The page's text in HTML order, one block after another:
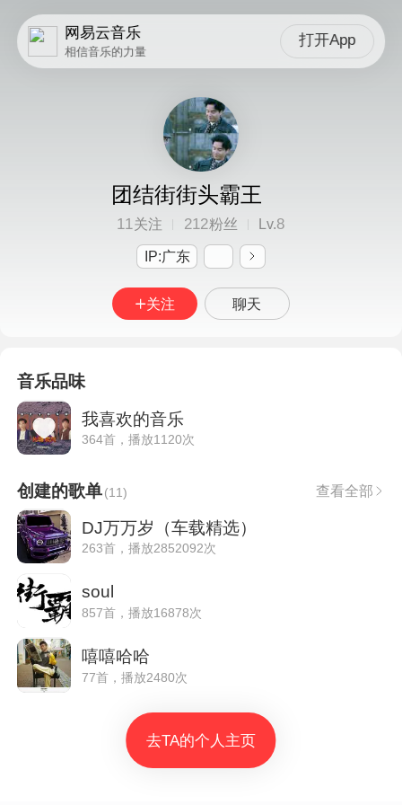
网易云音乐
相信音乐的力量
打开App
团结街街头霸王
11关注 212粉丝 Lv.8
IP:广东
关注 聊天
音乐品味
我喜欢的音乐
364首，播放1120次
创建的歌单(11) 查看全部
DJ万万岁（车载精选）
263首，播放2852092次
soul
857首，播放16878次
嘻嘻哈哈
77首，播放2480次
去TA的个人主页